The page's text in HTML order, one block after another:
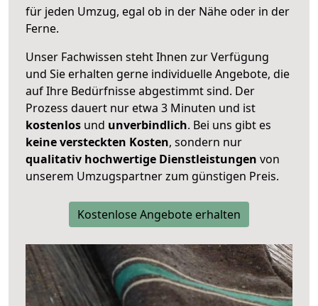
für jeden Umzug, egal ob in der Nähe oder in der
Ferne.
Unser Fachwissen steht Ihnen zur Verfügung
und Sie erhalten gerne individuelle Angebote, die
auf Ihre Bedürfnisse abgestimmt sind. Der
Prozess dauert nur etwa 3 Minuten und ist
kostenlos und unverbindlich. Bei uns gibt es
keine versteckten Kosten, sondern nur
qualitativ hochwertige Dienstleistungen von
unserem Umzugspartner zum günstigen Preis.
Kostenlose Angebote erhalten